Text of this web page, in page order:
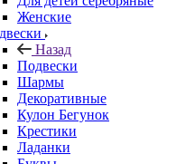
Женские
Назад
Подвески
Шармы
Декоративные
Кулон Бегунок
Крестики
Ладанки